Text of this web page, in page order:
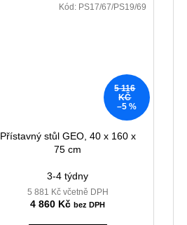
5 116
KČ
–5 %
Přístavný stůl GEO, 40 x 160 x
75 cm
3-4 týdny
5 881 Kč včetně DPH
4 860 Kč
Kód: PS17/67/PS19/69